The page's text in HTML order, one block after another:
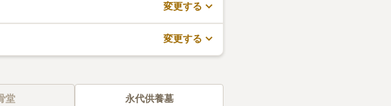
変更する
変更する
堂 永代供養墓